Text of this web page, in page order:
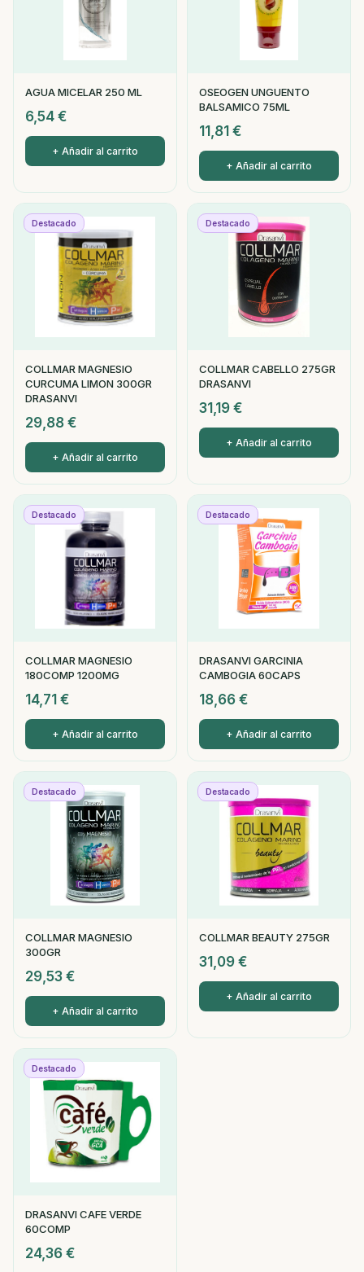
AGUA MICELAR 250 ML
6,54 €
+ Añadir al carrito
OSEOGEN UNGUENTO
BALSAMICO 75ML
11,81 €
+ Añadir al carrito
Destacado
COLLMAR MAGNESIO
CURCUMA LIMON 300GR
DRASANVI
29,88 €
+ Añadir al carrito
Destacado
COLLMAR CABELLO 275GR
DRASANVI
31,19 €
+ Añadir al carrito
Destacado
COLLMAR MAGNESIO
180COMP 1200MG
14,71 €
+ Añadir al carrito
Destacado
DRASANVI GARCINIA
CAMBOGIA 60CAPS
18,66 €
+ Añadir al carrito
Destacado
COLLMAR MAGNESIO
300GR
29,53 €
+ Añadir al carrito
Destacado
COLLMAR BEAUTY 275GR
31,09 €
+ Añadir al carrito
Destacado
DRASANVI CAFE VERDE
60COMP
24,36 €